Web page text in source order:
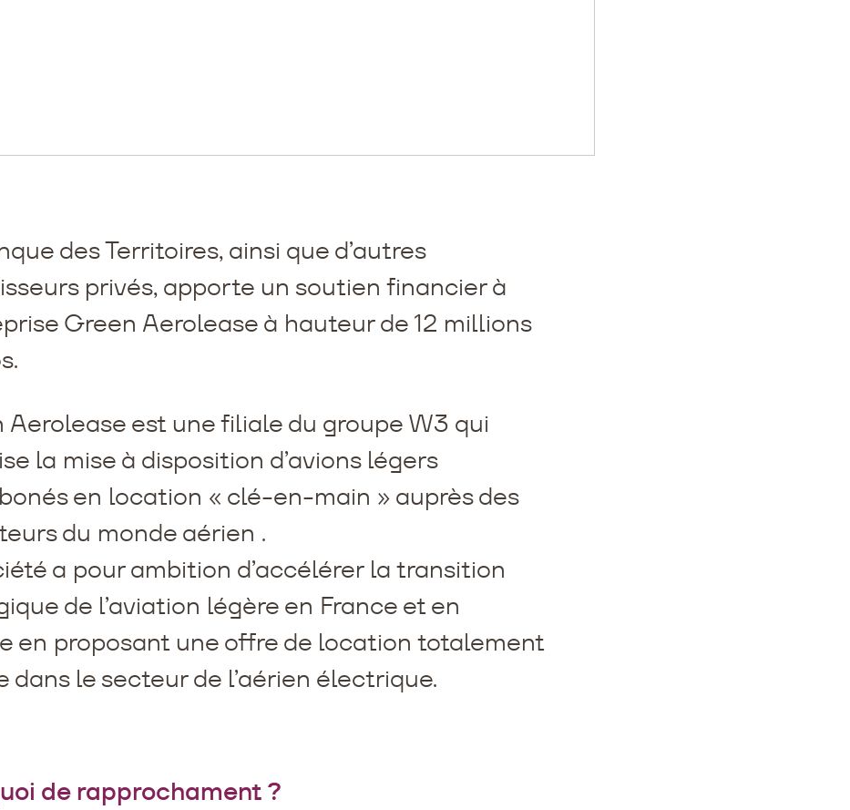
des Territoires, ainsi que d’autres
privés, apporte un soutien financier à
Green Aerolease à hauteur de 12 millions
Aerolease est une filiale du groupe W3 qui
la mise à disposition d’avions légers
en location « clé-en-main » auprès des
du monde aérien .
a pour ambition d’accélérer la transition
de l’aviation légère en France et en
en proposant une offre de location totalement
dans le secteur de l’aérien électrique.
de rapprochament ?